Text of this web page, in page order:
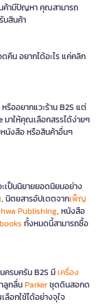
นค้ามีปัญหา คุณสามารถ
บสินค้า
น อยากได้อะไร แค่คลิก
รืออยากแวะร้าน B2S แต่
มาให้คุณเลือกสรรได้ง่ายๆ
นังสือ หรือสินค้าอื่นๆ
เป็นนิยายยอดนิยมอย่าง
, นิตยสารอัปเดตจากเพ็ญ
Publishing, หนังสือ
ทั้งหมดนี้สามารถซื้อ
ครบครัน B2S มีเครื่อง
ลูกลื่นParkerชุดดินสอกด
ลือกใช้ได้อย่างจุใจ